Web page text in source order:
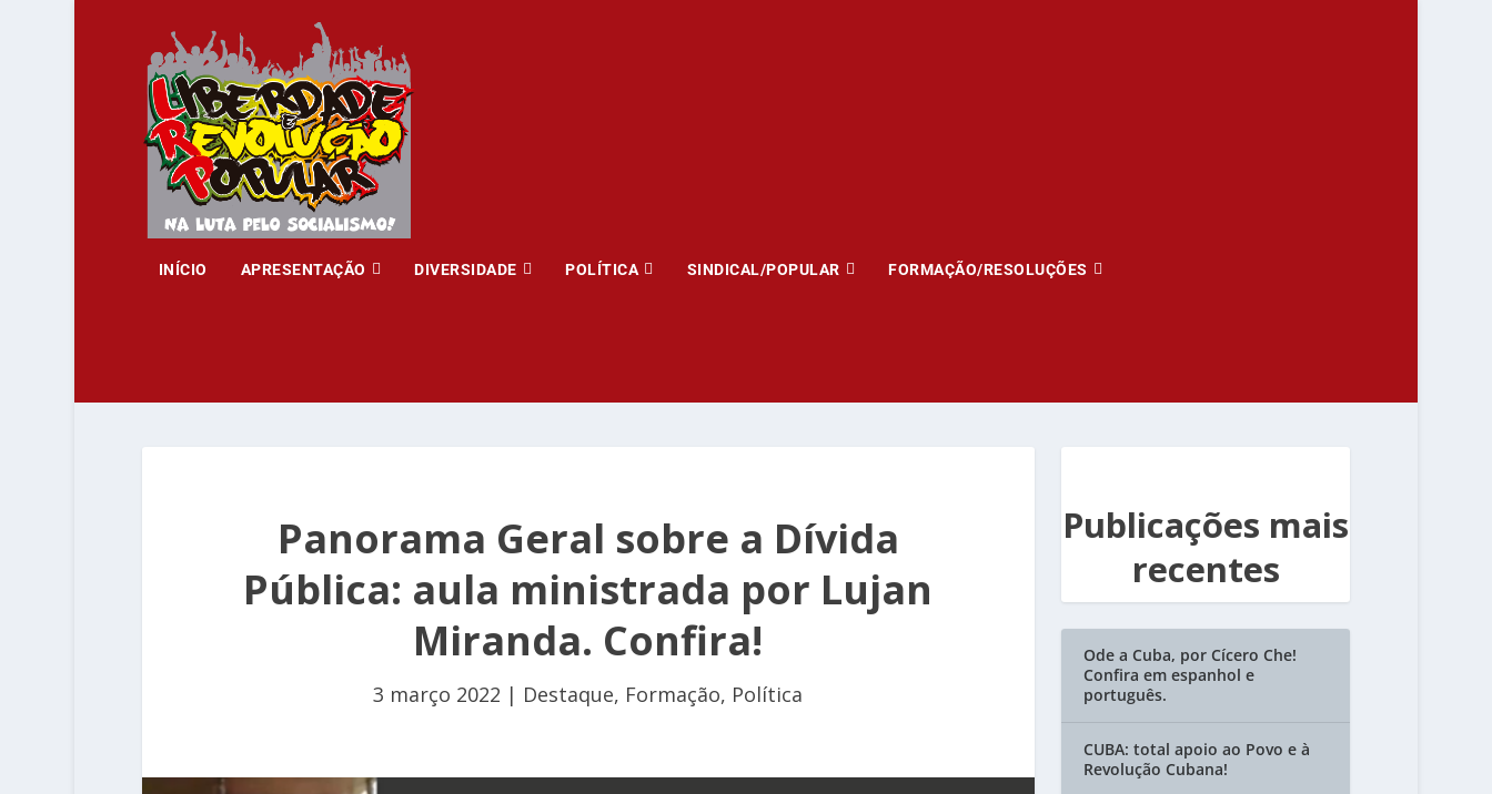
INÍCIO APRESENTAÇÃO DIVERSIDADE POLÍTICA SINDICAL/POPULAR FORMAÇÃO/RESOLUÇÕES
Panorama Geral sobre a Dívida
Pública: aula ministrada por Lujan
Miranda. Confira!
3 março 2022 | Destaque, Formação, Política
Publicações mais
recentes
Ode a Cuba, por Cícero Che!
Confira em espanhol e
português.
CUBA: total apoio ao Povo e à
Revolução Cubana!